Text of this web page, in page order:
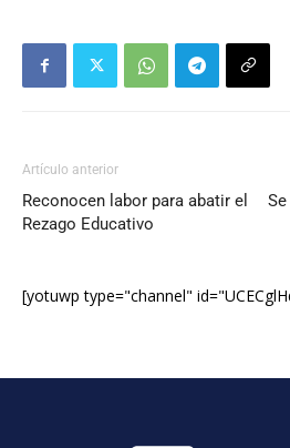
Artículo anterior
Reconocen labor para abatir el
Rezago Educativo
[yotuwp type="channel"